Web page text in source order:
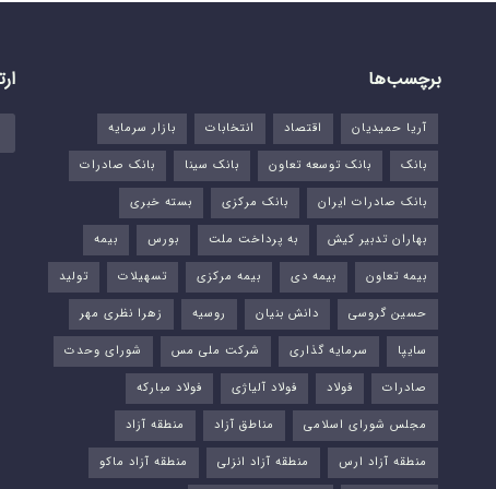
برچسب‌ها
آریا حمیدیان اقتصاد انتخابات
بازار سرمایه
بانک
بانک توسعه تعاون بانک سینا
بانک صادرات
بانک صادرات ایران
بانک مرکزی
بسته خبری
بهاران تدبیر کیش
به پرداخت ملت بورس‌
بیمه
بیمه تعاون
بیمه دی بیمه مرکزی تسهیلات
تولید
حسین گروسی
دانش بنیان روسیه
زهرا نظری مهر
سایپا
سرمایه گذاری شرکت ملی مس
شورای وحدت
صادرات
فولاد فولاد آلیاژی
فولاد مبارکه
مجلس شورای اسلامی
مناطق آزاد
منطقه آزاد
منطقه آزاد ارس
منطقه آزاد انزلی منطقه آزاد ماکو